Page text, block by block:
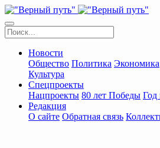
Новости
Общество Политика Экономика
Культура
Спецпроекты
Нацпроекты 80 лет Победы Год
Редакция
О сайте Обратная связь